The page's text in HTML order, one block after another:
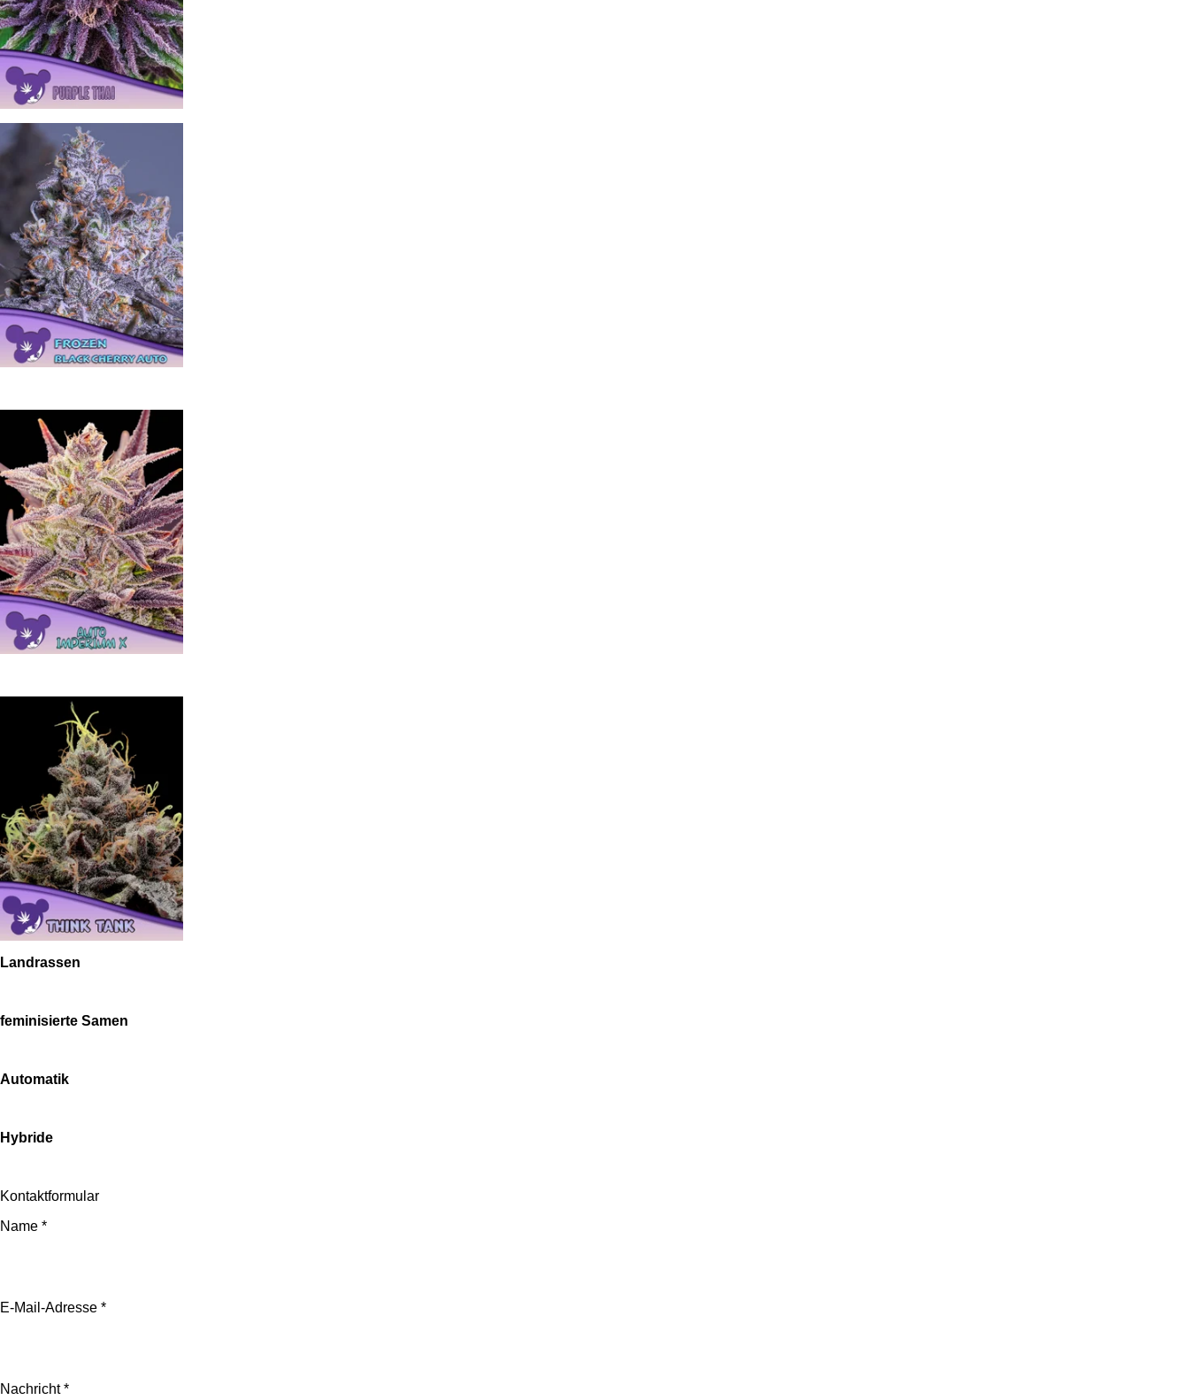
Landrassen
feminisierte Samen
Automatik
Hybride
Kontaktformular
Name *
E-Mail-Adresse *
Nachricht *